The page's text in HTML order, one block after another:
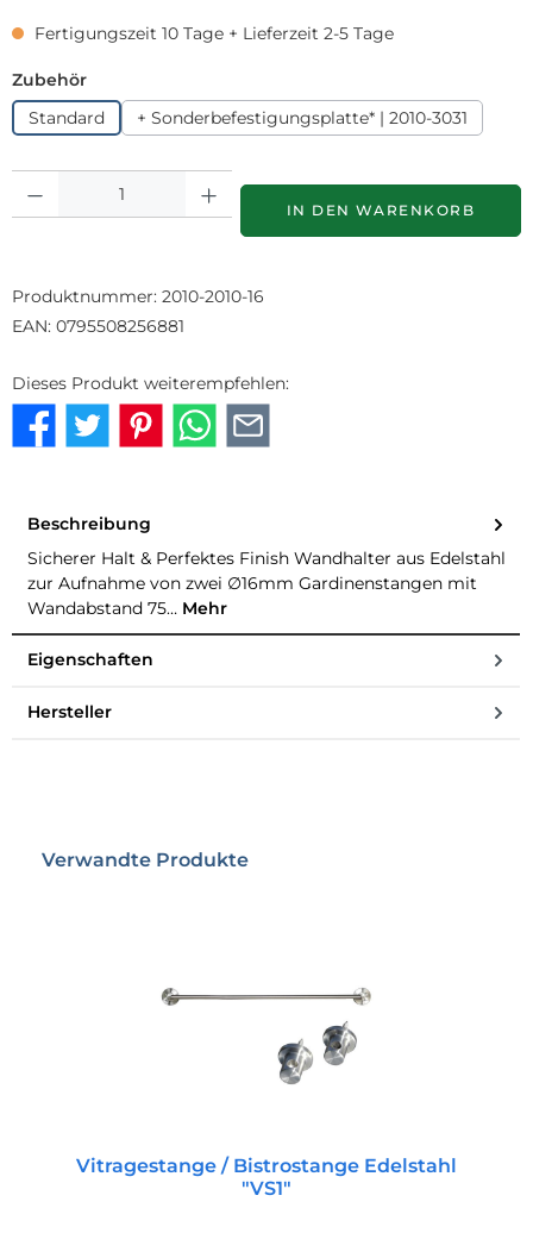
Fertigungszeit 10 Tage + Lieferzeit 2-5 Tage
Zubehörauswählen
Standard + Sonderbefestigungsplatte* | 2010-3031
IN DEN WARENKORB
Produktnummer: 2010-2010-16
EAN: 0795508256881
Dieses Produkt weiterempfehlen:
Beschreibung
Sicherer Halt & Perfektes Finish Wandhalter aus Edelstahl
zur Aufnahme von zwei ∅16mm Gardinenstangen mit
Wandabstand 75… Mehr
Eigenschaften
Hersteller
Produktgalerie überspringen
Verwandte Produkte
Vitragestange / Bistrostange Edelstahl
"VS1"